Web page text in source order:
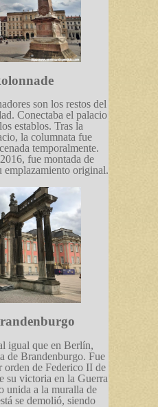
son los restos del
Conectaba el palacio
establos. Tras la
la columnata fue
temporalmente.
fue montada de
emplazamiento original.
igual que en Berlín,
de Brandenburgo. Fue
orden de Federico II de
su victoria en la Guerra
unida a la muralla de
se demolió, siendo